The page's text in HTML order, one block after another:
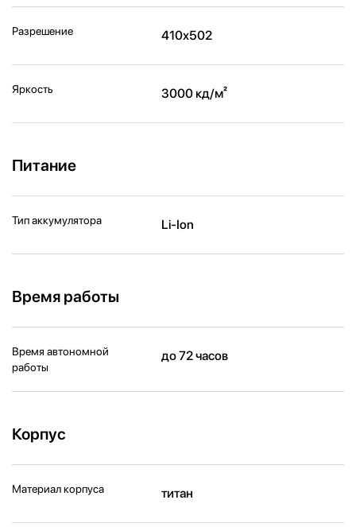
Разрешение 410х502
Яркость 3000 кд/ м²
Питание
Тип аккумулятора Li-Ion
Время работы
Время автономной
работы
до 72 часов
Корпус
Материал корпуса титан